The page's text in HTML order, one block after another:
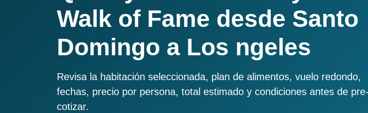
Walk of Fame desde Santo
Domingo a Los ngeles
Revisa la habitación seleccionada, plan de alimentos, vuelo redondo,
fechas, precio por persona, total estimado y condiciones antes de pre-
cotizar.